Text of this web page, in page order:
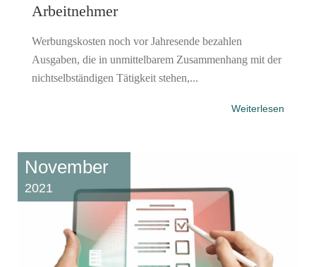
Arbeitnehmer
Werbungskosten noch vor Jahresende bezahlen
Ausgaben, die in unmittelbarem Zusammenhang mit der
nichtselbständigen Tätigkeit stehen,...
Weiterlesen
November
2021